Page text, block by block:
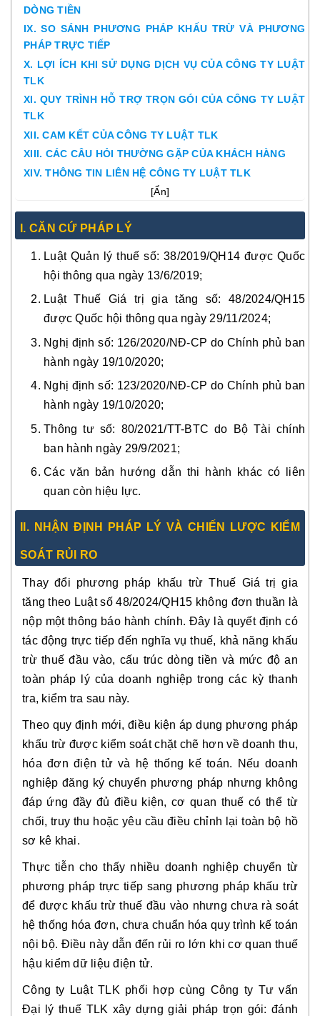
DÒNG TIỀN
IX. SO SÁNH PHƯƠNG PHÁP KHẤU TRỪ VÀ PHƯƠNG
PHÁP TRỰC TIẾP
X. LỢI ÍCH KHI SỬ DỤNG DỊCH VỤ CỦA CÔNG TY LUẬT
TLK
XI. QUY TRÌNH HỖ TRỢ TRỌN GÓI CỦA CÔNG TY LUẬT
TLK
XII. CAM KẾT CỦA CÔNG TY LUẬT TLK
XIII. CÁC CÂU HỎI THƯỜNG GẶP CỦA KHÁCH HÀNG
XIV. THÔNG TIN LIÊN HỆ CÔNG TY LUẬT TLK
[Ẩn]
I. CĂN CỨ PHÁP LÝ
Luật Quản lý thuế số: 38/2019/QH14 được Quốc
hội thông qua ngày 13/6/2019;
Luật Thuế Giá trị gia tăng số: 48/2024/QH15
được Quốc hội thông qua ngày 29/11/2024;
Nghị định số: 126/2020/NĐ-CP do Chính phủ ban
hành ngày 19/10/2020;
Nghị định số: 123/2020/NĐ-CP do Chính phủ ban
hành ngày 19/10/2020;
Thông tư số: 80/2021/TT-BTC do Bộ Tài chính
ban hành ngày 29/9/2021;
Các văn bản hướng dẫn thi hành khác có liên
quan còn hiệu lực.
II. NHẬN ĐỊNH PHÁP LÝ VÀ CHIẾN LƯỢC KIỂM
SOÁT RỦI RO
Thay đổi phương pháp khấu trừ Thuế Giá trị gia
tăng theo Luật số 48/2024/QH15 không đơn thuần là
nộp một thông báo hành chính. Đây là quyết định có
tác động trực tiếp đến nghĩa vụ thuế, khả năng khấu
trừ thuế đầu vào, cấu trúc dòng tiền và mức độ an
toàn pháp lý của doanh nghiệp trong các kỳ thanh
tra, kiểm tra sau này.
Theo quy định mới, điều kiện áp dụng phương pháp
khấu trừ được kiểm soát chặt chẽ hơn về doanh thu,
hóa đơn điện tử và hệ thống kế toán. Nếu doanh
nghiệp đăng ký chuyển phương pháp nhưng không
đáp ứng đầy đủ điều kiện, cơ quan thuế có thể từ
chối, truy thu hoặc yêu cầu điều chỉnh lại toàn bộ hồ
sơ kê khai.
Thực tiễn cho thấy nhiều doanh nghiệp chuyển từ
phương pháp trực tiếp sang phương pháp khấu trừ
để được khấu trừ thuế đầu vào nhưng chưa rà soát
hệ thống hóa đơn, chưa chuẩn hóa quy trình kế toán
nội bộ. Điều này dẫn đến rủi ro lớn khi cơ quan thuế
hậu kiểm dữ liệu điện tử.
Công ty Luật TLK phối hợp cùng Công ty Tư vấn
Đại lý thuế TLK xây dựng giải pháp trọn gói: đánh